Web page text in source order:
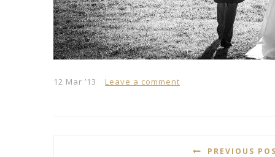
12 Mar ’13 Leave a comment
PREVIOUS